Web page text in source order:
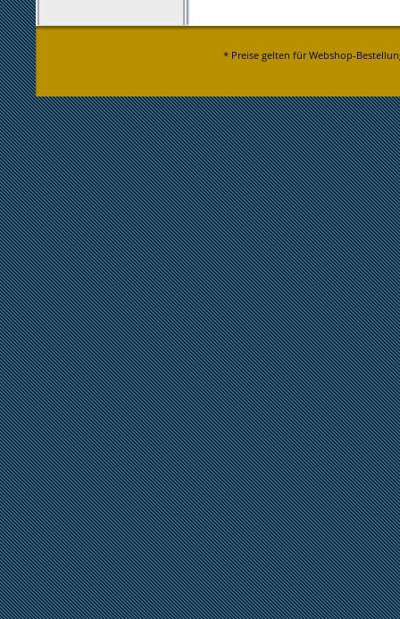
* Preise gelten für Webshop-